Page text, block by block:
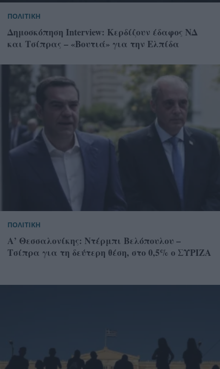
ΠΟΛΙΤΙΚΗ
Δημοσκόπηση Interview: Κερδίζουν έδαφος ΝΔ
και Τσίπρας – «Βουτιά» για την Ελπίδα
ΠΟΛΙΤΙΚΗ
Α’ Θεσσαλονίκης: Ντέρμπι Βελόπουλου –
Τσίπρα για τη δεύτερη θέση, στο 0,5% ο ΣΥΡΙΖΑ